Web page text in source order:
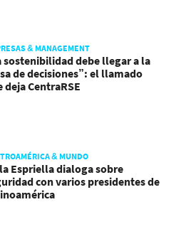
& MANAGEMENT
sostenibilidad debe llegar a la
de decisiones”: el llamado
deja CentraRSE
& MUNDO
Espriella dialoga sobre
con varios presidentes de